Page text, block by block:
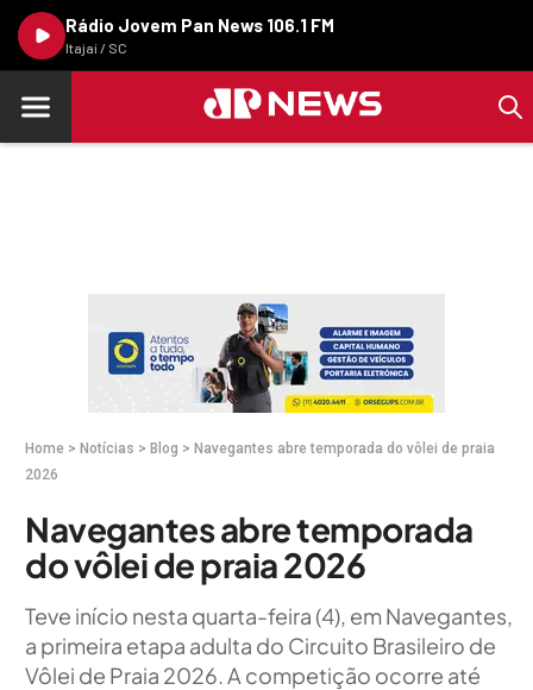
Rádio Jovem Pan News 106.1 FM
Itajaí / SC
Home > Notícias > Blog > Navegantes abre temporada do vôlei de praia
2026
Navegantes abre temporada
do vôlei de praia 2026
Teve início nesta quarta-feira (4), em Navegantes,
a primeira etapa adulta do Circuito Brasileiro de
Vôlei de Praia 2026. A competição ocorre até